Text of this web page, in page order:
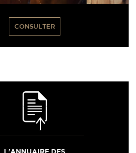
CONSULTER
L'ANNUAIRE DES